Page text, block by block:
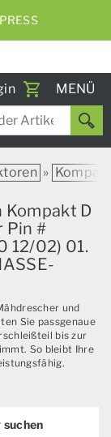
Toggle
MENÜ
»
D
Pin #
12/02) 01.
und
Sie passgenaue
bis zur
So bleibt Ihre